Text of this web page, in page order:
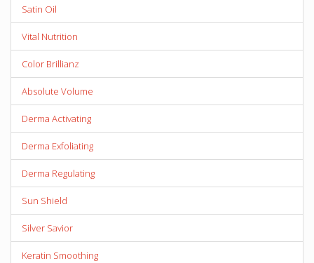
Satin Oil
Vital Nutrition
Color Brillianz
Absolute Volume
Derma Activating
Derma Exfoliating
Derma Regulating
Sun Shield
Silver Savior
Keratin Smoothing